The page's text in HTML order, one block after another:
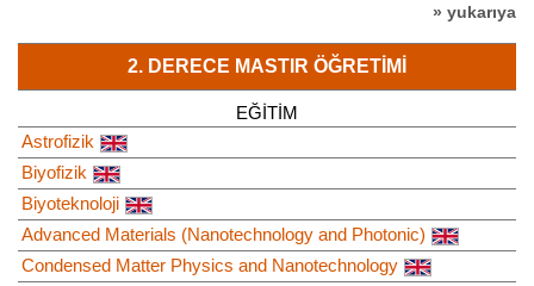
» yukarıya
2. DERECE MASTIR ÖĞRETIMI
EĞITIM
Astrofizik
Biyofizik
Biyoteknoloji
Advanced Materials (Nanotechnology and Photonic)
Condensed Matter Physics and Nanotechnology